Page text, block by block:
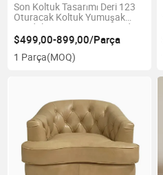
Son Koltuk Tasarımı Deri 123
Oturacak Koltuk Yumuşak
Sandalye Çanta Oturma Odası
Mobilyası
$499,00-899,00/Parça
1 Parça(MOQ)